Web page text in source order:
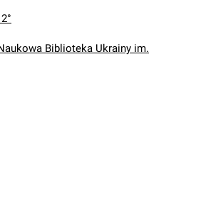
Biblioteka Ukrainy im.